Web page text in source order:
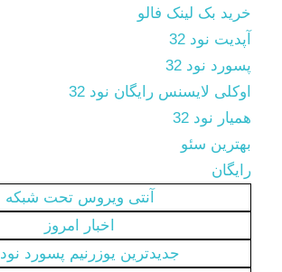
خرید بک لینک فالو
آپدیت نود 32
پسورد نود 32
اوکلی لایسنس رایگان نود 32
همیار نود 32
بهترین سئو
رایگان
آنتی ویروس تحت شبکه
اخبار امروز
جدیدترین یوزرنیم پسورد نود 32